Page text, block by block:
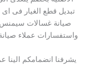
تبديل قطع الغيار فى
صيانة غسالات سيمنس
واستفسارات عملاء
يشرفنا انضمامكم الينا